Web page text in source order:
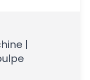
|